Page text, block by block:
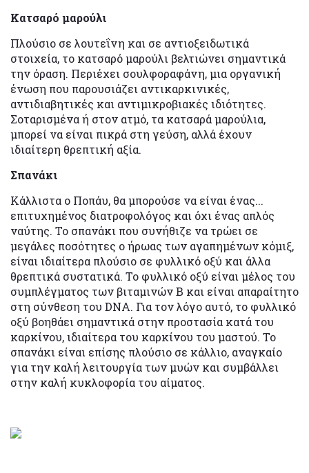
Κατσαρό μαρούλι
Πλούσιο σε λουτεΐνη και σε αντιοξειδωτικά
στοιχεία, το κατσαρό μαρούλι βελτιώνει σημαντικά
την όραση. Περιέχει σουλφοραφάνη, μια οργανική
ένωση που παρουσιάζει αντικαρκινικές,
αντιδιαβητικές και αντιμικροβιακές ιδιότητες.
Σοταρισμένα ή στον ατμό, τα κατσαρά μαρούλια,
μπορεί να είναι πικρά στη γεύση, αλλά έχουν
ιδιαίτερη θρεπτική αξία.
Σπανάκι
Κάλλιστα ο Ποπάυ, θα μπορούσε να είναι ένας...
επιτυχημένος διατροφολόγος και όχι ένας απλός
ναύτης. Το σπανάκι που συνήθιζε να τρώει σε
μεγάλες ποσότητες ο ήρωας των αγαπημένων κόμιξ,
είναι ιδιαίτερα πλούσιο σε φυλλικό οξύ και άλλα
θρεπτικά συστατικά. Το φυλλικό οξύ είναι μέλος του
συμπλέγματος των βιταμινών Β και είναι απαραίτητο
στη σύνθεση του DNA. Για τον λόγο αυτό, το φυλλικό
οξύ βοηθάει σημαντικά στην προστασία κατά του
καρκίνου, ιδιαίτερα του καρκίνου του μαστού. Το
σπανάκι είναι επίσης πλούσιο σε κάλλιο, αναγκαίο
για την καλή λειτουργία των μυών και συμβάλλει
στην καλή κυκλοφορία του αίματος.